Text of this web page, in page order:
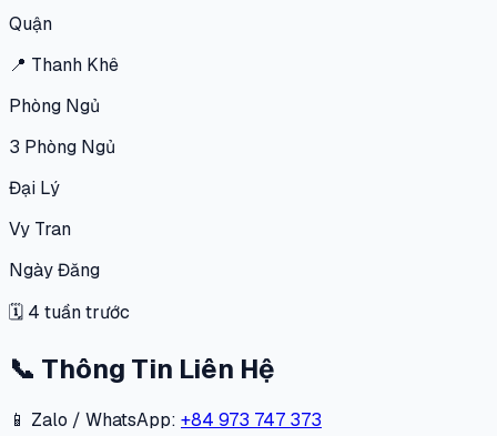
Quận
📍 Thanh Khê
Phòng Ngủ
3 Phòng Ngủ
Đại Lý
Vy Tran
Ngày Đăng
🗓 4 tuần trước
📞 Thông Tin Liên Hệ
📱 Zalo / WhatsApp: +84 973 747 373